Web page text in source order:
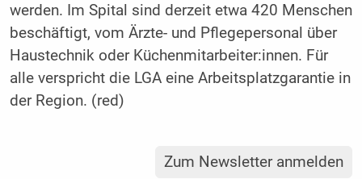
werden. Im Spital sind derzeit etwa 420 Menschen
beschäftigt, vom Ärzte- und Pflegepersonal über
Haustechnik oder Küchenmitarbeiter:innen. Für
alle verspricht die LGA eine Arbeitsplatzgarantie in
der Region. (red)
Zum Newsletter anmelden